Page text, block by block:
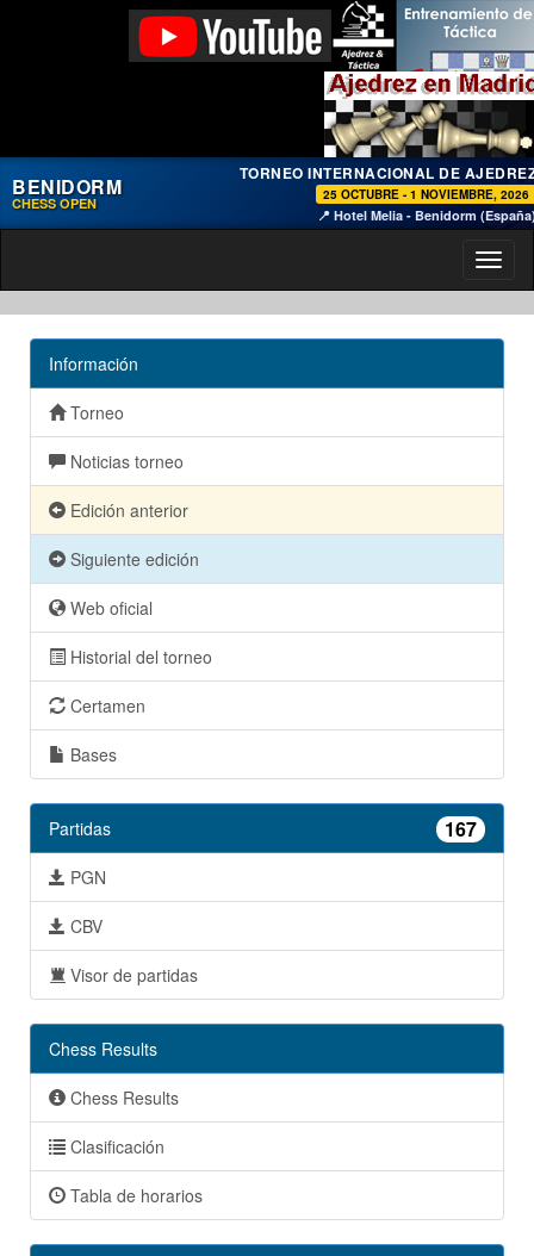
BENIDORM
CHESS OPEN
TORNEO INTERNACIONAL DE
25 OCTUBRE - 1 NOVIEMBRE, 2026
📍 Hotel Melia - Benidorm
Información
Torneo
Noticias torneo
Edición anterior
Siguiente edición
Web oficial
Historial del torneo
Certamen
Bases
Partidas 167
PGN
CBV
Visor de partidas
Chess Results
Chess Results
Clasificación
Tabla de horarios